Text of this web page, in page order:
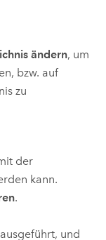
ändern, um
bzw. auf
zu
der
kann.
.
und